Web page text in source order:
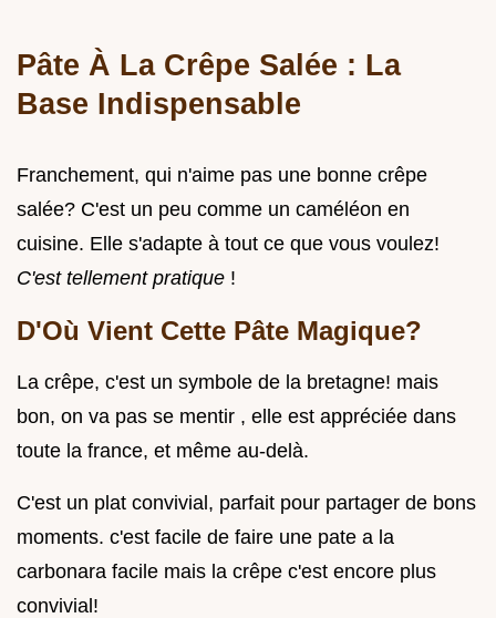
Pâte À La Crêpe Salée : La
Base Indispensable
Franchement, qui n'aime pas une bonne crêpe
salée? C'est un peu comme un caméléon en
cuisine. Elle s'adapte à tout ce que vous voulez!
C'est tellement pratique !
D'Où Vient Cette Pâte Magique?
La crêpe, c'est un symbole de la bretagne! mais
bon, on va pas se mentir , elle est appréciée dans
toute la france, et même au-delà.
C'est un plat convivial, parfait pour partager de bons
moments. c'est facile de faire une pate a la
carbonara facile mais la crêpe c'est encore plus
convivial!